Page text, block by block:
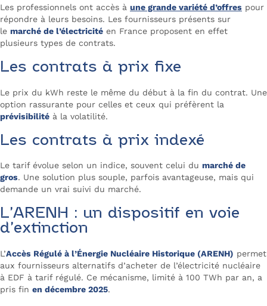
Les professionnels ont accès à une grande variété d’offres pour
répondre à leurs besoins. Les fournisseurs présents sur
le marché de l’électricité en France proposent en effet
plusieurs types de contrats.
Les contrats à prix fixe
Le prix du kWh reste le même du début à la fin du contrat. Une
option rassurante pour celles et ceux qui préfèrent la
prévisibilité à la volatilité.
Les contrats à prix indexé
Le tarif évolue selon un indice, souvent celui du marché de
gros. Une solution plus souple, parfois avantageuse, mais qui
demande un vrai suivi du marché.
L’ARENH : un dispositif en voie
d’extinction
L’Accès Régulé à l’Énergie Nucléaire Historique (ARENH) permet
aux fournisseurs alternatifs d’acheter de l’électricité nucléaire
à EDF à tarif régulé. Ce mécanisme, limité à 100 TWh par an, a
pris fin en décembre 2025.